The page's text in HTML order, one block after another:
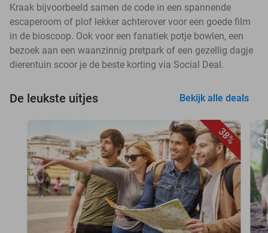
Kraak bijvoorbeeld samen de code in een spannende
escaperoom of plof lekker achterover voor een goede film
in de bioscoop. Ook voor een fanatiek potje bowlen, een
bezoek aan een waanzinnig pretpark of een gezellig dagje
dierentuin scoor je de beste korting via Social Deal.
De leukste uitjes Bekijk alle deals
38%